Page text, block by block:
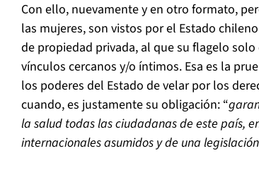
Con ello, nuevamente y en otro formato,
las mujeres, son vistos por el Estado
de propiedad privada, al que su flagelo
vínculos cercanos y/o íntimos. Esa es la
los poderes del Estado de velar por los
cuando, es justamente su obligación: “
la salud todas las ciudadanas de este país,
internacionales asumidos y de una